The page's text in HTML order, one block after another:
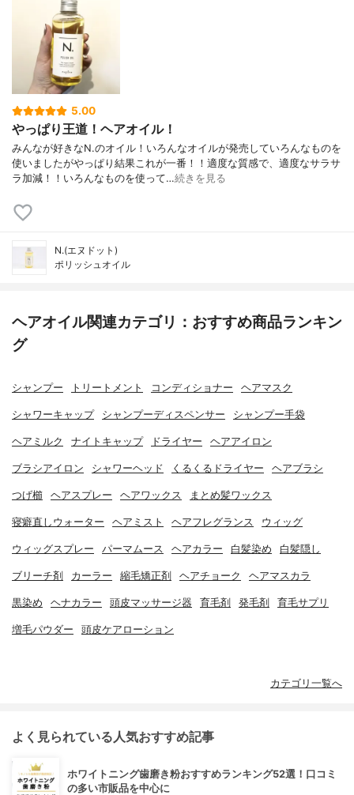
5.00
やっぱり王道！ヘアオイル！
みんなが好きなN.のオイル！いろんなオイルが発売していろんなものを
使いましたがやっぱり結果これが一番！！適度な質感で、適度なサラサ
ラ加減！！いろんなものを使って…続きを見る
N.(エヌドット)
ポリッシュオイル
ヘアオイル関連カテゴリ：おすすめ商品ランキン
グ
シャンプー トリートメント コンディショナー ヘアマスク
シャワーキャップ シャンプーディスペンサー シャンプー手袋
ヘアミルク ナイトキャップ ドライヤー ヘアアイロン
ブラシアイロン シャワーヘッド くるくるドライヤー ヘアブラシ
つげ櫛 ヘアスプレー ヘアワックス まとめ髪ワックス
寝癖直しウォーター ヘアミスト ヘアフレグランス ウィッグ
ウィッグスプレー パーマムース ヘアカラー 白髪染め 白髪隠し
ブリーチ剤 カーラー 縮毛矯正剤 ヘアチョーク ヘアマスカラ
黒染め ヘナカラー 頭皮マッサージ器 育毛剤 発毛剤 育毛サプリ
増毛パウダー 頭皮ケアローション
カテゴリ一覧へ
よく見られている人気おすすめ記事
ホワイトニング歯磨き粉おすすめランキング52選！口コミ
の多い市販品を中心に